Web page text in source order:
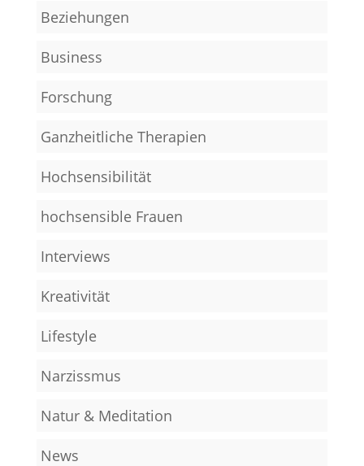
Beziehungen
Business
Forschung
Ganzheitliche Therapien
Hochsensibilität
hochsensible Frauen
Interviews
Kreativität
Lifestyle
Narzissmus
Natur & Meditation
News